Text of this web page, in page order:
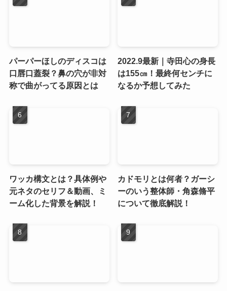
パーパーほしのディスコは
口唇口蓋裂？鼻の穴が非対
称で曲がってる原因とは
2022.9最新｜寺田心の身長
は155㎝！最終何センチに
なるか予想してみた
ワッカ構文とは？具体例や
元ネタのセリフ＆動画、ミ
ーム化した背景を解説！
カドモリとは何者？ガーシ
ーのいう整体師・角森脩平
について徹底解説！